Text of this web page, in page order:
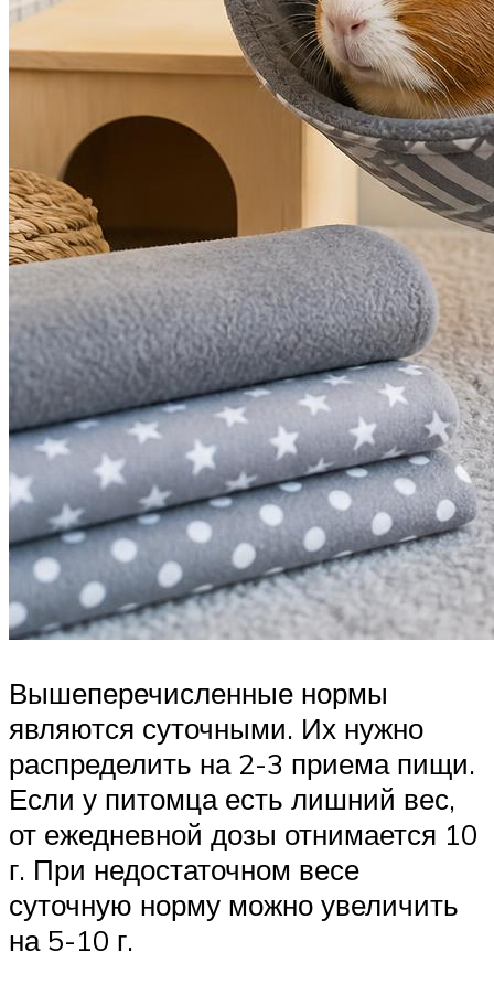
Вышеперечисленные нормы
являются суточными. Их нужно
распределить на 2-3 приема пищи.
Если у питомца есть лишний вес,
от ежедневной дозы отнимается 10
г. При недостаточном весе
суточную норму можно увеличить
на 5-10 г.